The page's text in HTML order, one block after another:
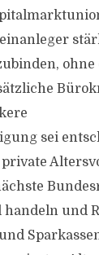
ohne
sei
und